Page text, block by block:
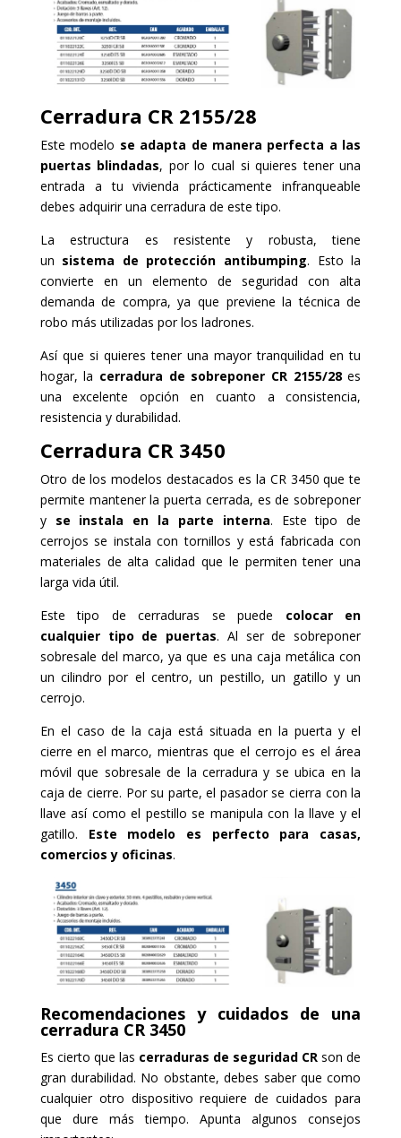
Cerradura CR 2155/28
Este modelo se adapta de manera perfecta a las
puertas blindadas, por lo cual si quieres tener una
entrada a tu vivienda prácticamente infranqueable
debes adquirir una cerradura de este tipo.
La estructura es resistente y robusta, tiene
un sistema de protección antibumping. Esto la
convierte en un elemento de seguridad con alta
demanda de compra, ya que previene la técnica de
robo más utilizadas por los ladrones.
Así que si quieres tener una mayor tranquilidad en tu
hogar, la cerradura de sobreponer CR 2155/28es
una excelente opción en cuanto a consistencia,
resistencia y durabilidad.
Cerradura CR 3450
Otro de los modelos destacados es la CR 3450 que te
permite mantener la puerta cerrada, es de sobreponer
y se instala en la parte interna. Este tipo de
cerrojos se instala con tornillos y está fabricada con
materiales de alta calidad que le permiten tener una
larga vida útil.
Este tipo de cerraduras se puede colocar en
cualquier tipo de puertas. Al ser de sobreponer
sobresale del marco, ya que es una caja metálica con
un cilindro por el centro, un pestillo, un gatillo y un
cerrojo.
En el caso de la caja está situada en la puerta y el
cierre en el marco, mientras que el cerrojo es el área
móvil que sobresale de la cerradura y se ubica en la
caja de cierre. Por su parte, el pasador se cierra con la
llave así como el pestillo se manipula con la llave y el
gatillo. Este modelo es perfecto para casas,
comercios y oficinas.
Recomendaciones y cuidados de una
cerradura CR 3450
Es cierto que las cerraduras de seguridad CR son de
gran durabilidad. No obstante, debes saber que como
cualquier otro dispositivo requiere de cuidados para
que dure más tiempo. Apunta algunos consejos